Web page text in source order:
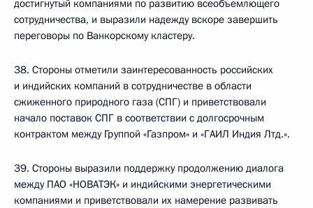
достигнутый компаниями по развитию всеобъемлющего
сотрудничества, и выразили надежду вскоре завершить
переговоры по Ванкорскому кластеру.
38. Стороны отметили заинтересованность российских
и индийских компаний в сотрудничестве в области
сжиженного природного газа (СПГ) и приветствовали
начало поставок СПГ в соответствии с долгосрочным
контрактом между Группой «Газпром» и «ГАИЛ Индия Лтд.».
39. Стороны выразили поддержку продолжению диалога
между ПАО «НОВАТЭК» и индийскими энергетическими
компаниями и приветствовали их намерение развивать